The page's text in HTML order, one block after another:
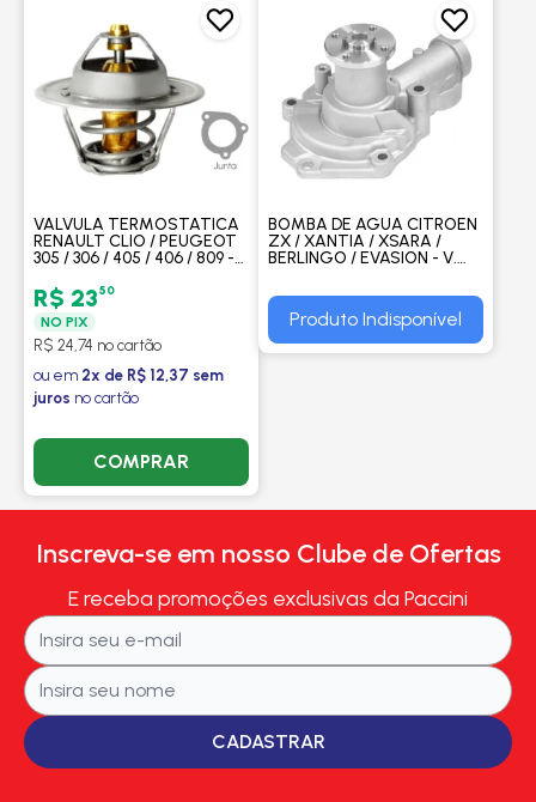
VALVULA TERMOSTATICA
RENAULT CLIO / PEUGEOT
305 / 306 / 405 / 406 / 809 -
R$ 2350
NO PIX
R$ 24,74 no cartão
ou em 2x de R$ 12,37 sem
juros no cartão
COMPRAR
BOMBA DE AGUA CITROEN
ZX / XANTIA / XSARA /
BERLINGO / EVASION - V.
Produto Indisponível
Inscreva-se em nosso Clube de Ofertas
E receba promoções exclusivas da Paccini
CADASTRAR